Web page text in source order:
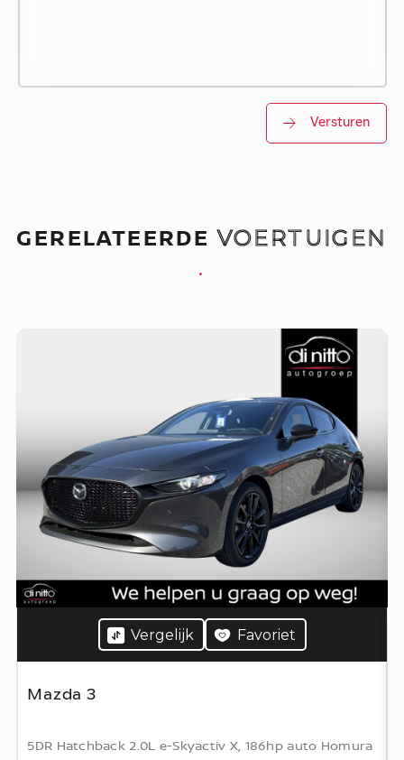
Versturen
GERELATEERDEVOERTUIGEN
.
Vergelijk Favoriet
Mazda 3
5DR Hatchback 2.0L e-Skyactiv X, 186hp auto Homura